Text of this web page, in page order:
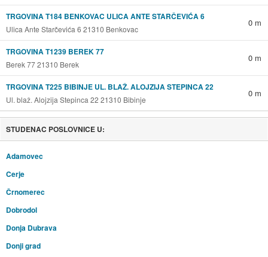
TRGOVINA T184 BENKOVAC ULICA ANTE STARČEVIĆA 6
Ulica Ante Starčevića 6 21310 Benkovac
0 m
TRGOVINA T1239 BEREK 77
Berek 77 21310 Berek
0 m
TRGOVINA T225 BIBINJE UL. BLAŽ. ALOJZIJA STEPINCA 22
Ul. blaž. Alojzija Stepinca 22 21310 Bibinje
0 m
STUDENAC POSLOVNICE U:
Adamovec
Cerje
Črnomerec
Dobrodol
Donja Dubrava
Donji grad